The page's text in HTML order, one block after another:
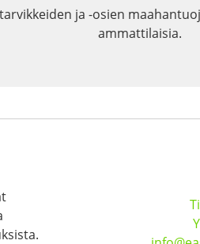
ja -osien
ammattilaisia.